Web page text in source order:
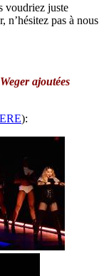
voudriez juste
n’hésitez pas à nous
ajoutées
):